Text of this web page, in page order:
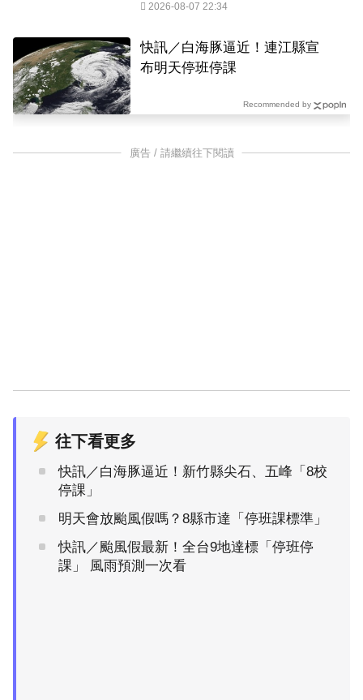
2026-08-07 22:34
快訊／白海豚逼近！連江縣宣
布明天停班停課
Recommended by
廣告 / 請繼續往下閱讀
往下看更多
快訊／白海豚逼近！新竹縣尖石、五峰「8校
停課」
明天會放颱風假嗎？8縣市達「停班課標準」
快訊／颱風假最新！全台9地達標「停班停
課」 風雨預測一次看